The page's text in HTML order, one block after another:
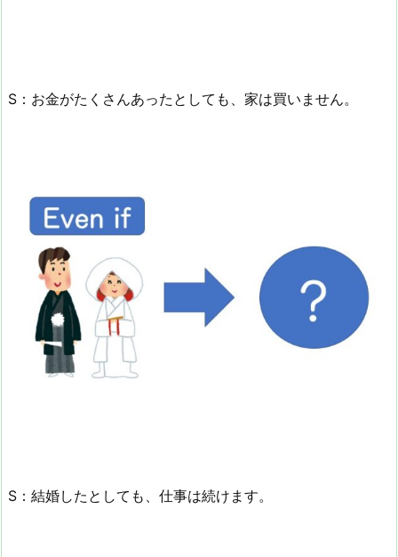
S：お金がたくさんあったとしても、家は買いません。
S：結婚したとしても、仕事は続けます。